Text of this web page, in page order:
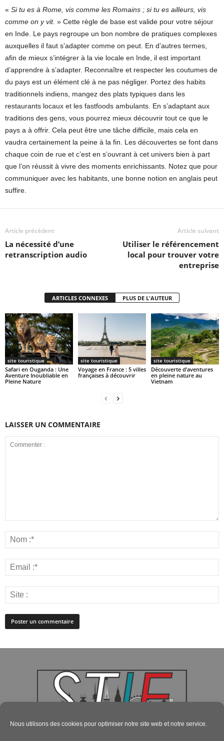
Nous utilisons des cookies pour optimiser notre site web et notre service.
« Si tu es à Rome, vis comme les Romains ; si tu es ailleurs, vis
comme on y vit. » Cette règle de base est valide pour votre séjour
en Inde. Le pays regroupe un bon nombre de pratiques complexes
auxquelles il faut s’adapter comme on peut. En d’autres termes,
afin de mieux s’intégrer à la vie locale en Inde, il est important
d’apprendre à s’adapter. Reconnaître et respecter les coutumes de
du pays est un élément clé à ne pas négliger. Portez des habits
traditionnels indiens, mangez des plats typiques dans les
restaurants locaux et les fastfoods ambulants. En s’adaptant aux
traditions des gens, vous pourrez mieux découvrir tout ce que le
pays a à offrir. Cela peut être une tâche difficile, mais cela en
vaudra certainement la peine à la fin. Les découvertes se font dans
chaque coin de rue et c’est en s’ouvrant à cet univers bien à part
que l’on réussit à vivre des moments enrichissants. Notez que pour
communiquer avec les habitants, une bonne notion en anglais peut
suffire.
Article précédent
La nécessité d’une
retranscription audio
Article suivant
Utiliser le référencement
local pour trouver votre
entreprise
ARTICLES CONNEXES PLUS DE L'AUTEUR
site touristique
Safari en Ouganda : Une
Aventure Inoubliable en
Pleine Nature
site touristique
Voyage en France : 5 villes
françaises à découvrir
site touristique
Découverte d’aventures
en pleine nature au
Vietnam
LAISSER UN COMMENTAIRE